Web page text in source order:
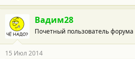
Вадим28
Почетный пользователь форума
15 Июл 2014